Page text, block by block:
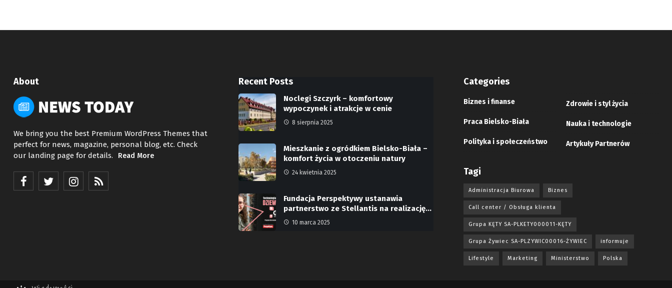
About
We bring you the best Premium WordPress Themes that
perfect for news, magazine, personal blog, etc. Check
our landing page for details.
Read More
Recent Posts
Noclegi Szczyrk – komfortowy
wypoczynek i atrakcje w cenie
8 sierpnia 2025
Mieszkanie z ogródkiem Bielsko-Biała –
komfort życia w otoczeniu natury
24 kwietnia 2025
Fundacja Perspektywy ustanawia
partnerstwo ze Stellantis na realizację…
10 marca 2025
Categories
Biznes i finanse
Praca Bielsko-Biała
Polityka i społeczeństwo
Zdrowie i styl życia
Nauka i technologie
Artykuły Partnerów
Tagi
Administracja Biurowa Biznes
Call center / Obsługa klienta
Grupa KĘTY SA-PLKETY000011-KĘTY
Grupa Żywiec SA-PLZYWIC00016-ŻYWIEC informuje
Lifestyle Marketing Ministerstwo Polska